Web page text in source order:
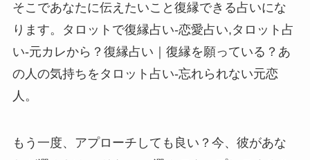
そこであなたに伝えたいこと復縁できる占いにな
ります。タロットで復縁占い-恋愛占い,タロット占
い-元カレから？復縁占い｜復縁を願っている？あ
の人の気持ちをタロット占い-忘れられない元恋
人。
もう一度、アプローチしても良い？今、彼があな